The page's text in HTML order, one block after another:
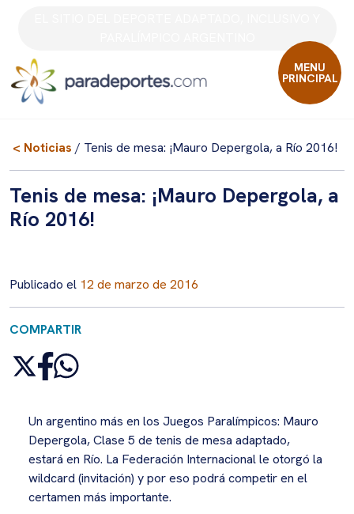
MENU
PRINCIPAL
< Noticias / Tenis de mesa: ¡Mauro Depergola, a Río 2016!
Tenis de mesa: ¡Mauro Depergola, a
Río 2016!
Publicado el 12 de marzo de 2016
COMPARTIR
Un argentino más en los Juegos Paralímpicos: Mauro
Depergola, Clase 5 de tenis de mesa adaptado,
estará en Río. La Federación Internacional le otorgó la
wildcard (invitación) y por eso podrá competir en el
certamen más importante.